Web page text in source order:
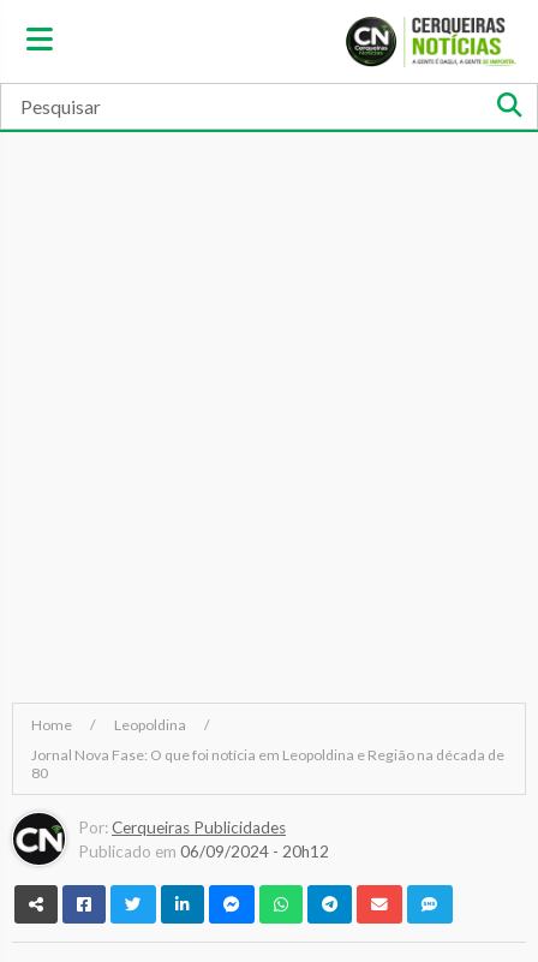
Home
Leopoldina
Jornal Nova Fase: O que foi notícia em Leopoldina e Região na década de
80
Por:Cerqueiras Publicidades
Publicado em 06/09/2024 - 20h12